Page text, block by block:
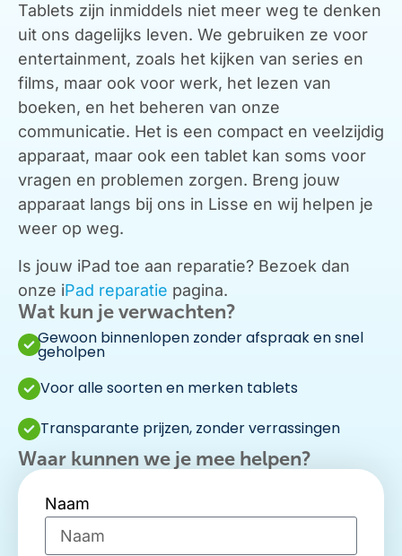
Tablets zijn inmiddels niet meer weg te denken
uit ons dagelijks leven. We gebruiken ze voor
entertainment, zoals het kijken van series en
films, maar ook voor werk, het lezen van
boeken, en het beheren van onze
communicatie. Het is een compact en veelzijdig
apparaat, maar ook een tablet kan soms voor
vragen en problemen zorgen. Breng jouw
apparaat langs bij ons in Lisse en wij helpen je
weer op weg.
Is jouw iPad toe aan reparatie? Bezoek dan
onze iPad reparatie pagina.
Wat kun je verwachten?
Gewoon binnenlopen zonder afspraak en snel
geholpen
Voor alle soorten en merken tablets
Transparante prijzen, zonder verrassingen
Waar kunnen we je mee helpen?
Naam